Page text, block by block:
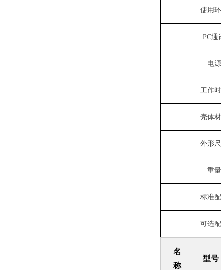
使用
PC通
电源
工作
壳体
外形
重量
标准
可选
名
称
型号